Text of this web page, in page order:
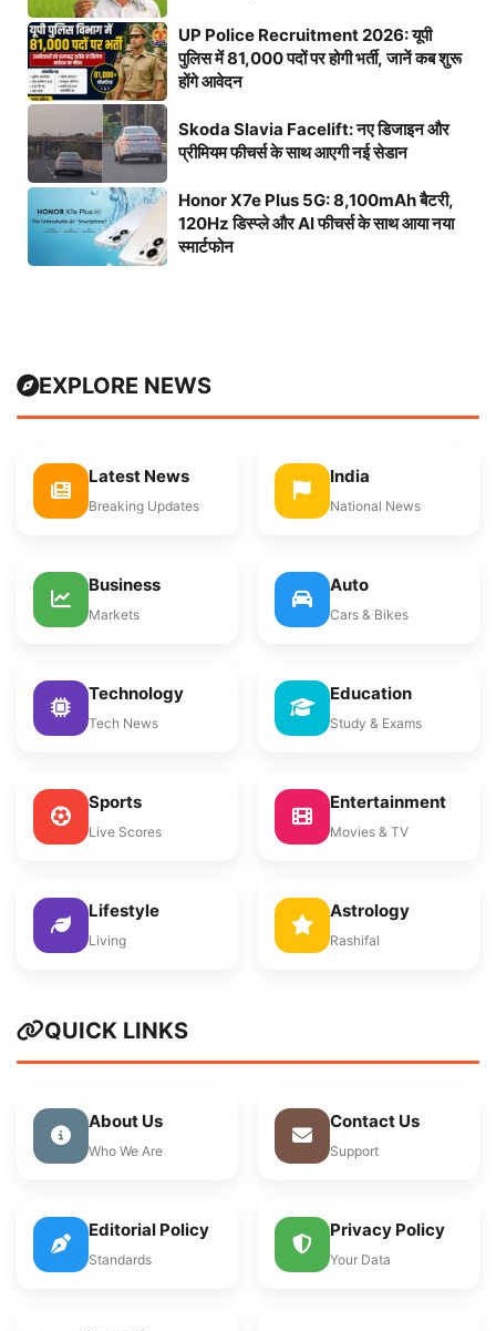
UP Police Recruitment 2026: यूपी
पुलिस में 81,000 पदों पर होगी भर्ती, जानें कब शुरू
होंगे आवेदन
Skoda Slavia Facelift: नए डिजाइन और
प्रीमियम फीचर्स के साथ आएगी नई सेडान
Honor X7e Plus 5G: 8,100mAh बैटरी,
120Hz डिस्प्ले और AI फीचर्स के साथ आया नया
स्मार्टफोन
EXPLORE NEWS
Latest News
Breaking Updates
India
National News
Business
Markets
Auto
Cars & Bikes
Technology
Tech News
Education
Study & Exams
Sports
Live Scores
Entertainment
Movies & TV
Lifestyle
Living
Astrology
Rashifal
QUICK LINKS
About Us
Who We Are
Contact Us
Support
Editorial Policy
Standards
Privacy Policy
Your Data